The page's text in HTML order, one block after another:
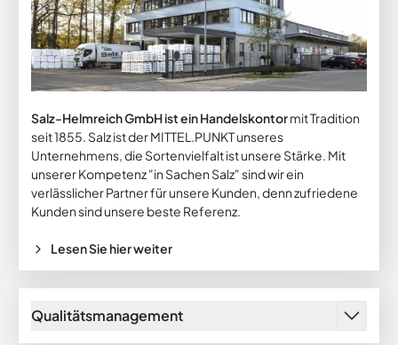
Salz-Helmreich GmbH ist ein Handelskontormit Tradition
seit 1855. Salz ist der MITTEL.PUNKT unseres
Unternehmens, die Sortenvielfalt ist unsere Stärke. Mit
unserer Kompetenz "in Sachen Salz" sind wir ein
verlässlicher Partner für unsere Kunden, denn zufriedene
Kunden sind unsere beste Referenz.
Lesen Sie hier weiter
Qualitätsmanagement